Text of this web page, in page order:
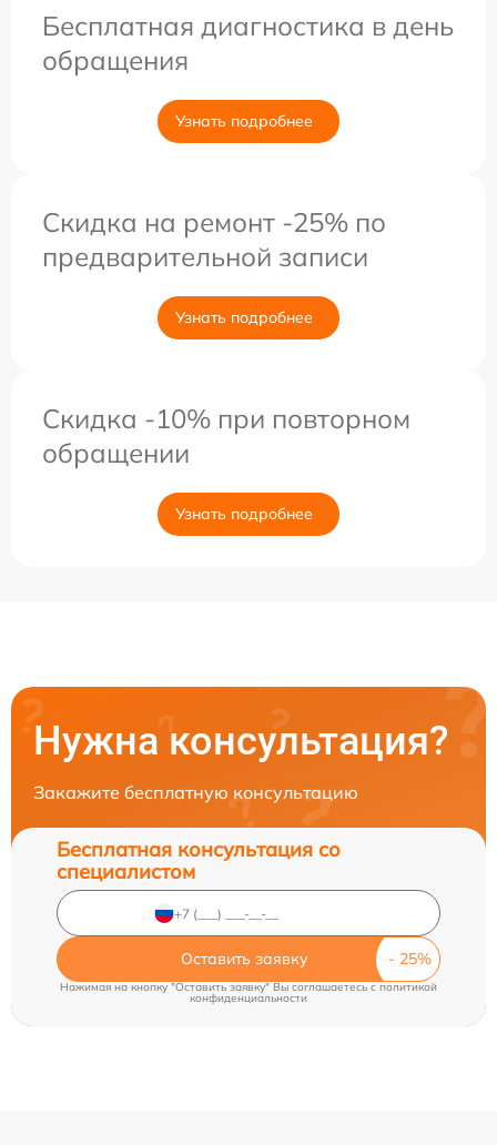
Бесплатная диагностика в день
обращения
Узнать подробнее
Скидка на ремонт -25% по
предварительной записи
Узнать подробнее
Скидка -10% при повторном
обращении
Узнать подробнее
Нужна консультация?
Закажите бесплатную консультацию
Бесплатная консультация со
специалистом
Оставить заявку
Нажимая на кнопку "Оставить заявку" Вы соглашаетесь cполитикой
конфиденциальности